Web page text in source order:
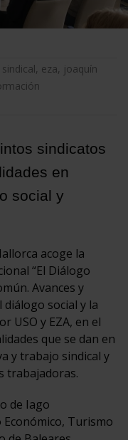
, eza, joaquín
sindicatos
en
social y
acoge la
“El Diálogo
Avances y
social y la
USO y EZA, en el
que se dan en
y trabajo sindical y
trabajadoras.
de Iago
Turismo